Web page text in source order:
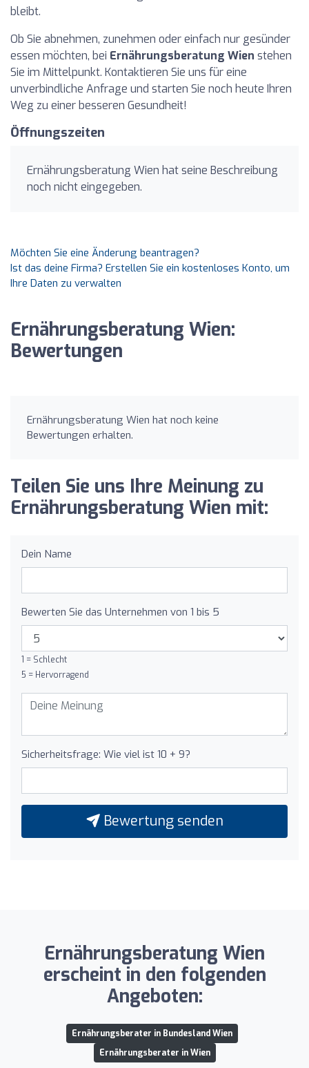
bleibt.
Ob Sie abnehmen, zunehmen oder einfach nur gesünder
essen möchten, bei Ernährungsberatung Wien stehen
Sie im Mittelpunkt. Kontaktieren Sie uns für eine
unverbindliche Anfrage und starten Sie noch heute Ihren
Weg zu einer besseren Gesundheit!
Öffnungszeiten
Ernährungsberatung Wien hat seine Beschreibung
noch nicht eingegeben.
Möchten Sie eine Änderung beantragen?
Ist das deine Firma? Erstellen Sie ein kostenloses Konto, um
Ihre Daten zu verwalten
Ernährungsberatung Wien:
Bewertungen
Ernährungsberatung Wien hat noch keine
Bewertungen erhalten.
Teilen Sie uns Ihre Meinung zu
Ernährungsberatung Wien mit:
Dein Name
Bewerten Sie das Unternehmen von 1 bis 5
1 = Schlecht
5 = Hervorragend
Sicherheitsfrage: Wie viel ist 10 + 9?
Bewertung senden
Ernährungsberatung Wien
erscheint in den folgenden
Angeboten:
Ernährungsberater in Bundesland Wien
Ernährungsberater in Wien